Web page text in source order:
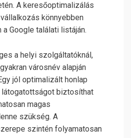
A keresőoptimalizálás
könnyebben
Google találati listáján.
a helyi szolgáltatóknál,
városnév alapján
jól optimalizált honlap
biztosíthat
magas
szükség. A
szintén folyamatosan